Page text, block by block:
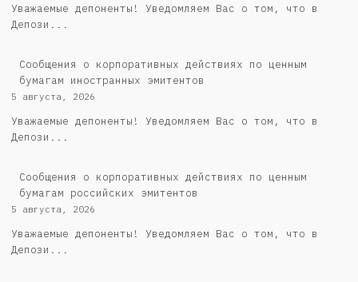
Уважаемые депоненты! Уведомляем Вас о том, что в
Депози...
Сообщения о корпоративных действиях по ценным
бумагам иностранных эмитентов
5 августа, 2026
Уважаемые депоненты! Уведомляем Вас о том, что в
Депози...
Cообщения о корпоративных действиях по ценным
бумагам российских эмитентов
5 августа, 2026
Уважаемые депоненты! Уведомляем Вас о том, что в
Депози...